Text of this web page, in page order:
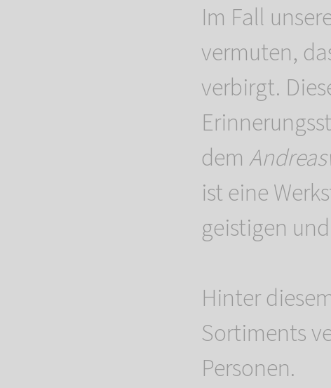
Im Fall
vermuten,
verbirgt.
dem
ist eine
geistigen
Hinter
Sortiments
Personen.